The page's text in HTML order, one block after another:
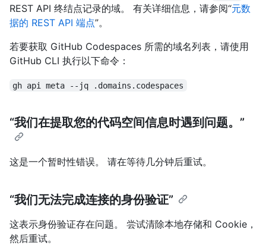
REST API 终结点记录的域。 有关详细信息，请参阅“元数
据的 REST API 端点”。
若要获取 GitHub Codespaces 所需的域名列表，请使用
GitHub CLI 执行以下命令：
gh api meta --jq .domains.codespaces
“我们在提取您的代码空间信息时遇到问题。”
这是一个暂时性错误。 请在等待几分钟后重试。
“我们无法完成连接的身份验证”
这表示身份验证存在问题。 尝试清除本地存储和 Cookie，
然后重试。